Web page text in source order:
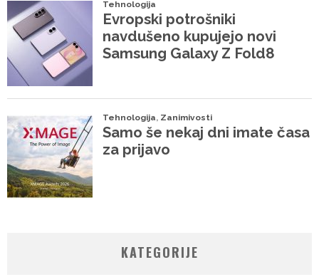
KATEGORIJE